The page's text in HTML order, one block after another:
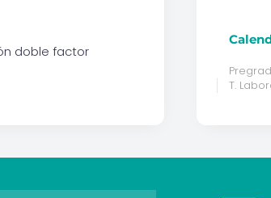
doble factor
T.